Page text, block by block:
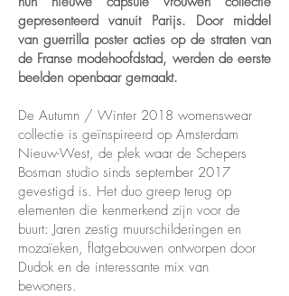
gepresenteerd vanuit Parijs. Door middel
van guerrilla poster acties op de straten van
de Franse modehoofdstad, werden de eerste
beelden openbaar gemaakt.
De Autumn / Winter 2018 womenswear
collectie is geïnspireerd op Amsterdam
Nieuw-West, de plek waar de Schepers
Bosman studio sinds september 2017
gevestigd is. Het duo greep terug op
elementen die kenmerkend zijn voor de
buurt: Jaren zestig muurschilderingen en
mozaïeken, flatgebouwen ontworpen door
Dudok en de interessante mix van
bewoners.